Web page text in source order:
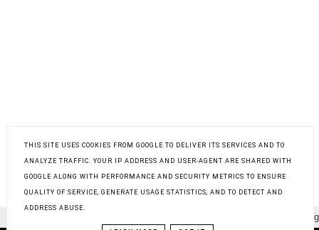
THIS SITE USES COOKIES FROM GOOGLE TO DELIVER ITS SERVICES AND TO
ANALYZE TRAFFIC. YOUR IP ADDRESS AND USER-AGENT ARE SHARED WITH
GOOGLE ALONG WITH PERFORMANCE AND SECURITY METRICS TO ENSURE
QUALITY OF SERVICE, GENERATE USAGE STATISTICS, AND TO DETECT AND
ADDRESS ABUSE.